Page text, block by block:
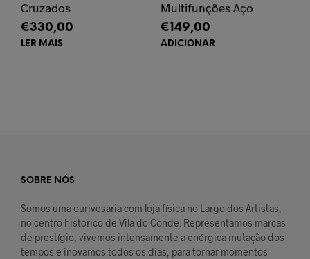
Cruzados
€330,00
LER MAIS
Multifunções Aço
€149,00
ADICIONAR
SOBRE NÓS
Somos uma ourivesaria com loja física no Largo dos Artistas,
no centro histórico de Vila do Conde. Representamos marcas
de prestígio, vivemos intensamente a enérgica mutação dos
tempos e inovamos todos os dias, para tornar momentos